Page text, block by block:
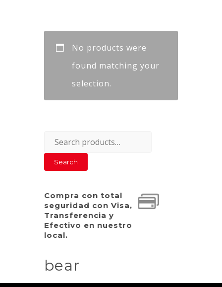
bear
No products were
found matching your
selection.
Search
for:
Search
Compra con total
seguridad con Visa,
Transferencia y
Efectivo en nuestro
local.